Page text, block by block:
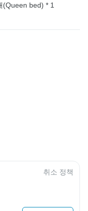
(Queen bed) * 1
취소 정책